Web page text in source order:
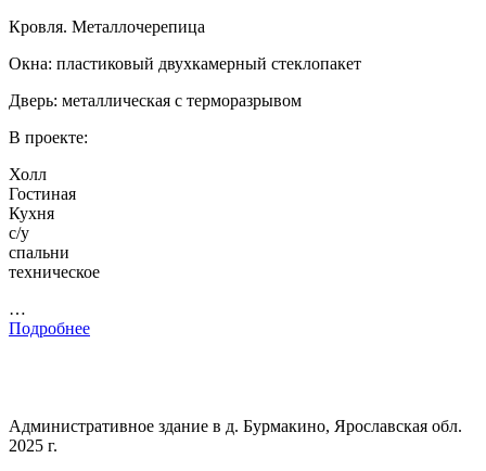
Кровля. Металлочерепица
Окна: пластиковый двухкамерный стеклопакет
Дверь: металлическая с терморазрывом
В проекте:
Холл
Гостиная
Кухня
с/у
спальни
техническое
…
Подробнее
Административное здание в д. Бурмакино, Ярославская обл.
2025 г.